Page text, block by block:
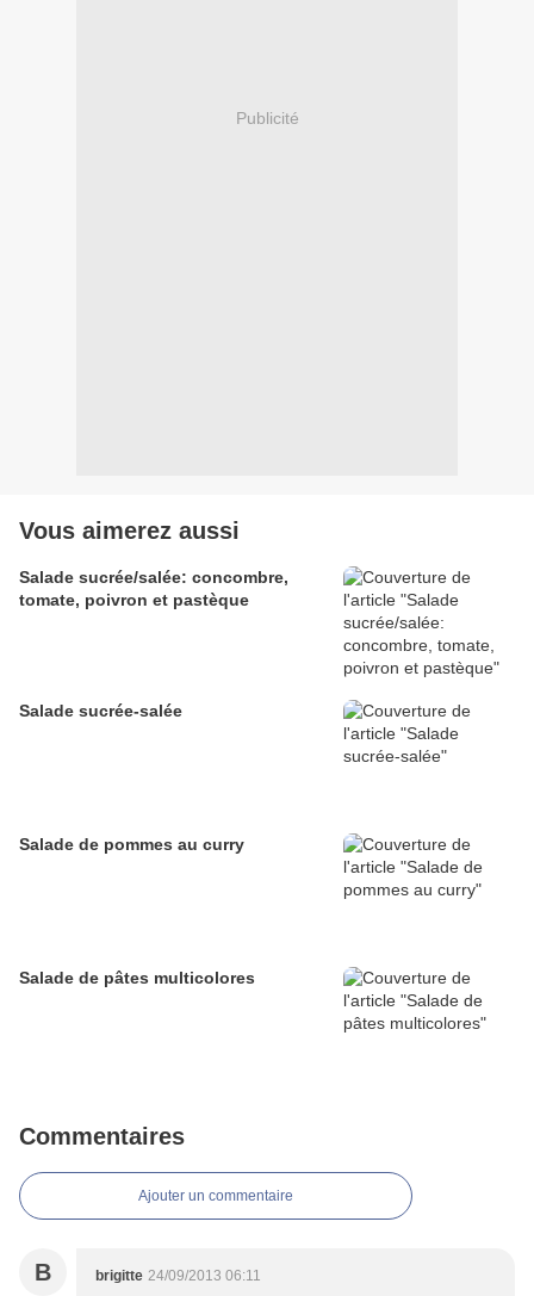
Publicité
Vous aimerez aussi
Salade sucrée/salée: concombre,
tomate, poivron et pastèque
Salade sucrée-salée
Salade de pommes au curry
Salade de pâtes multicolores
Commentaires
Ajouter un commentaire
B brigitte 24/09/2013 06:11